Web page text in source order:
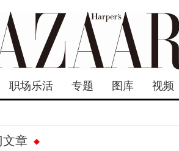
职场乐活 专题 图库 视频
文章